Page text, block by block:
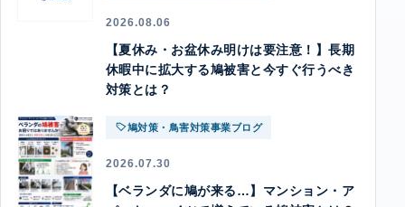
2026.08.06
【夏休み・お盆休み明けは要注意！】長期
休暇中に拡大する鳩被害と今すぐ行うべき
対策とは？
鳩対策・鳥害対策事業ブログ
2026.07.30
【ベランダに鳩が来る…】マンション・ア